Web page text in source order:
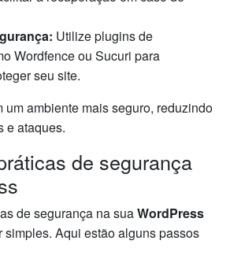
Utilize plugins de
Wordfence ou Sucuri para
seu site.
um ambiente mais seguro, reduzindo
e ataques.
de segurança
de segurança na suaWordPress
simples. Aqui estão alguns passos